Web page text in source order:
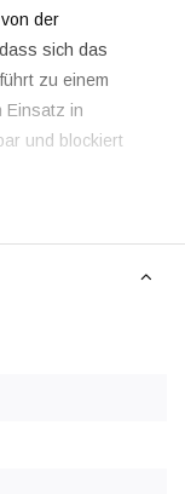
der
sich das
zu einem
Einsatz in
und blockiert
mit
Stellen